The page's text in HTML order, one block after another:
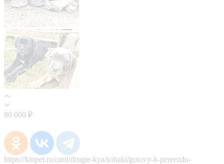
80 000 ₽
https://kinpet.ru/card/drugie-kya/sobaki/gotovy-k-pereezdu-